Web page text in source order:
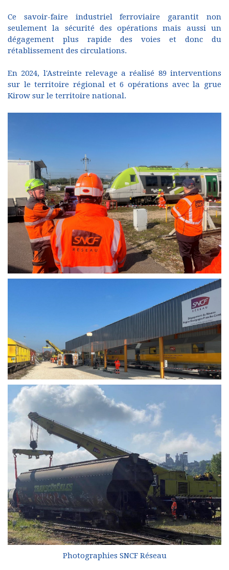
Ce savoir-faire industriel ferroviaire garantit non
seulement la sécurité des opérations mais aussi un
dégagement plus rapide des voies et donc du
rétablissement des circulations.
En 2024, l'Astreinte relevage a réalisé 89 interventions
sur le territoire régional et 6 opérations avec la grue
Kirow sur le territoire national.
Photographies SNCF Réseau